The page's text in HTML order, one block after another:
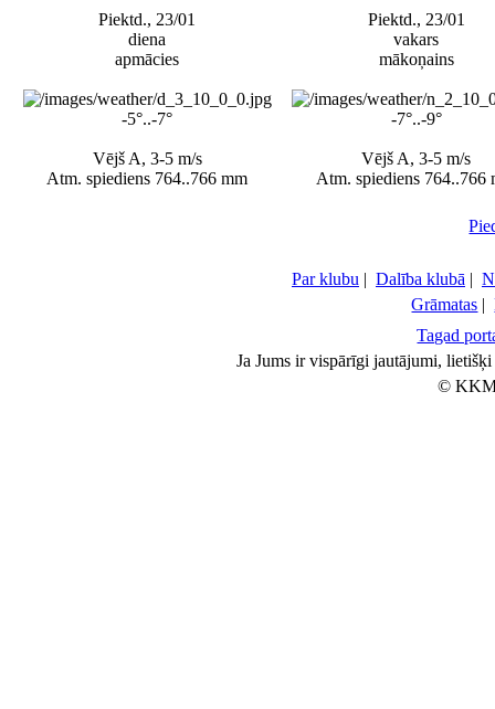
Piektd., 23/01
diena
apmācies
-5°..-7°
Vējš A, 3-5 m/s
Atm. spiediens 764..766 mm
Piektd., 23/01
vakars
mākoņains
-7°..-9°
Vējš A, 3-5 m/s
Atm. spiediens 764..766
Par klubu | Dalība klubā |
Grāmatas |
Tagad
Ja Jums ir vispārīgi jautājumi,
©